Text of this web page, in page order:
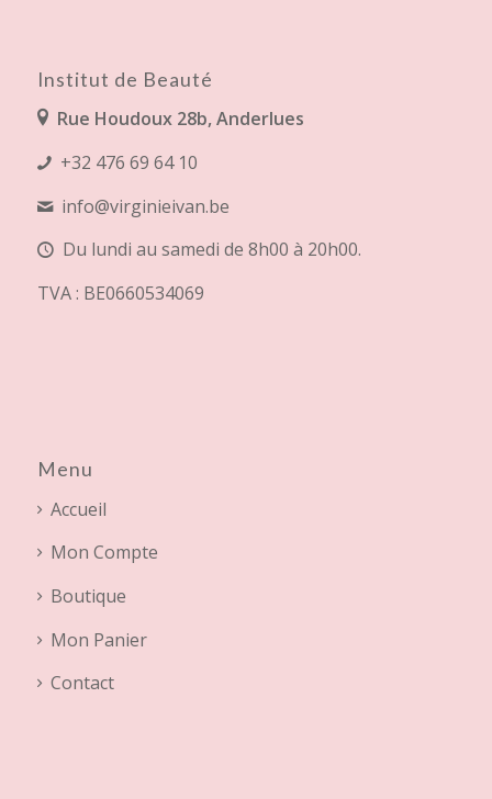
Institut de Beauté
Rue Houdoux 28b, Anderlues
+32 476 69 64 10
info@virginieivan.be
Du lundi au samedi de 8h00 à 20h00.
TVA : BE0660534069
Menu
Accueil
Mon Compte
Boutique
Mon Panier
Contact